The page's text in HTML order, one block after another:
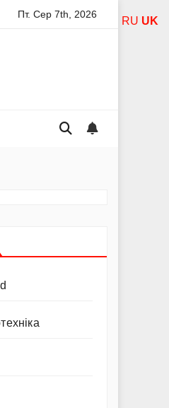
і материнського тепла
Пт. Сер 7th, 2026
RU UK